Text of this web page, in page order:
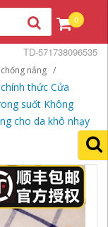
0
nắng
thức Cửa
suốt Không
cho da khô nhạy
TD-571738096535